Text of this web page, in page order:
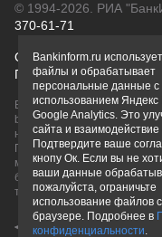
© 1994-2026. РИА
370-61-71
О проектеПолитика
Правовая информация
Вся информация о
bankinform.ru, носит
не является публичной
ГК РФ. Информация не
может быть изменена.
банков или при личном
товарные знаки
Bankinform.ru
файлы и обрабатывает
персональные данные с
использованием Яндекс
Google Analytics. Это
сайта и взаимодействие
Подтвердите ваше
кнопу Ок. Если вы не
ваши данные
пожалуйста, ограничьте
использование файлов
браузере. Подробнее в
конфиденциальности.